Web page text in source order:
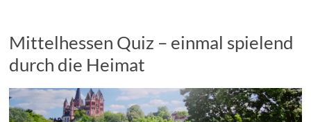
Mittelhessen Quiz – einmal spielend
durch die Heimat